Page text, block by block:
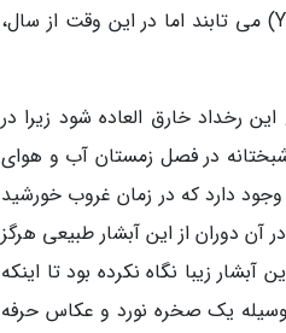
خورشید همچون ماه فوریه و با همان زاویه تابش روی دره یوسیمیتی (Yosemite valley) می تابند اما در این وقت از سال،
رخداد خارق العاده شود زیرا در
در فصل زمستان آب و هوای
وجود دارد که در زمان غروب خورشید
اروپاییان کشف شد اما در آن دوران از این آبشار طبیعی هرگز
زیبا نگاه نکرده بود تا اینکه
به وسیله یک صخره نورد و عکاس حرفه